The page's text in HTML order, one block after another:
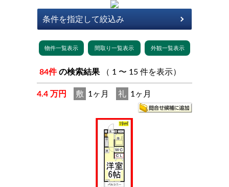
84件 の検索結果 （ 1 〜 15 件を表示）
4.4 万円 敷 1ヶ月 礼 1ヶ月